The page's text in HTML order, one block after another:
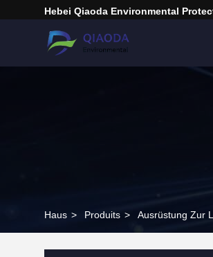
Hebei Qiaoda Environmental
Haus > Produits > Ausrüstung Zur